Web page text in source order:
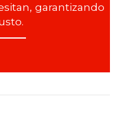
garantizando